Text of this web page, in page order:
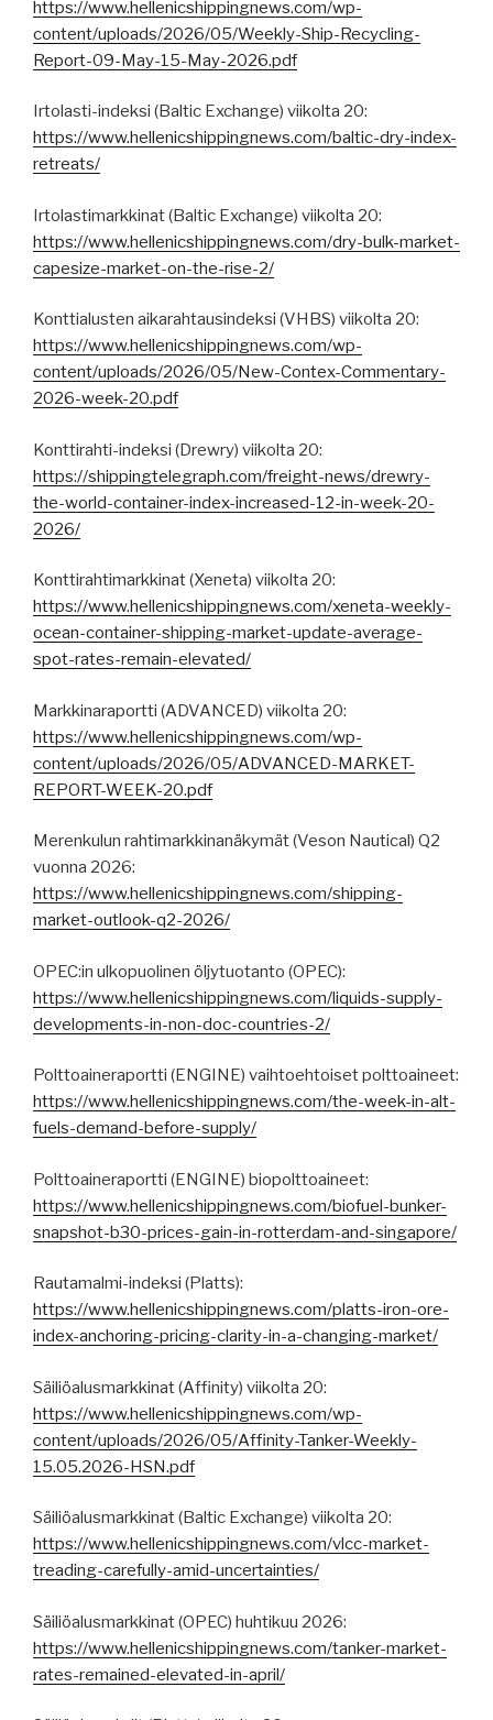
https://www.hellenicshippingnews.com/wp-
content/uploads/2026/05/Weekly-Ship-Recycling-
Report-09-May-15-May-2026.pdf
Irtolasti-indeksi (Baltic Exchange) viikolta 20:
https://www.hellenicshippingnews.com/baltic-dry-index-
retreats/
Irtolastimarkkinat (Baltic Exchange) viikolta 20:
https://www.hellenicshippingnews.com/dry-bulk-market-
capesize-market-on-the-rise-2/
Konttialusten aikarahtausindeksi (VHBS) viikolta 20:
https://www.hellenicshippingnews.com/wp-
content/uploads/2026/05/New-Contex-Commentary-
2026-week-20.pdf
Konttirahti-indeksi (Drewry) viikolta 20:
https://shippingtelegraph.com/freight-news/drewry-
the-world-container-index-increased-12-in-week-20-
2026/
Konttirahtimarkkinat (Xeneta) viikolta 20:
https://www.hellenicshippingnews.com/xeneta-weekly-
ocean-container-shipping-market-update-average-
spot-rates-remain-elevated/
Markkinaraportti (ADVANCED) viikolta 20:
https://www.hellenicshippingnews.com/wp-
content/uploads/2026/05/ADVANCED-MARKET-
REPORT-WEEK-20.pdf
Merenkulun rahtimarkkinanäkymät (Veson Nautical) Q2
vuonna 2026:
https://www.hellenicshippingnews.com/shipping-
market-outlook-q2-2026/
OPEC:in ulkopuolinen öljytuotanto (OPEC):
https://www.hellenicshippingnews.com/liquids-supply-
developments-in-non-doc-countries-2/
Polttoaineraportti (ENGINE) vaihtoehtoiset polttoaineet:
https://www.hellenicshippingnews.com/the-week-in-alt-
fuels-demand-before-supply/
Polttoaineraportti (ENGINE) biopolttoaineet:
https://www.hellenicshippingnews.com/biofuel-bunker-
snapshot-b30-prices-gain-in-rotterdam-and-singapore/
Rautamalmi-indeksi (Platts):
https://www.hellenicshippingnews.com/platts-iron-ore-
index-anchoring-pricing-clarity-in-a-changing-market/
Säiliöalusmarkkinat (Affinity) viikolta 20:
https://www.hellenicshippingnews.com/wp-
content/uploads/2026/05/Affinity-Tanker-Weekly-
15.05.2026-HSN.pdf
Säiliöalusmarkkinat (Baltic Exchange) viikolta 20:
https://www.hellenicshippingnews.com/vlcc-market-
treading-carefully-amid-uncertainties/
Säiliöalusmarkkinat (OPEC) huhtikuu 2026:
https://www.hellenicshippingnews.com/tanker-market-
rates-remained-elevated-in-april/